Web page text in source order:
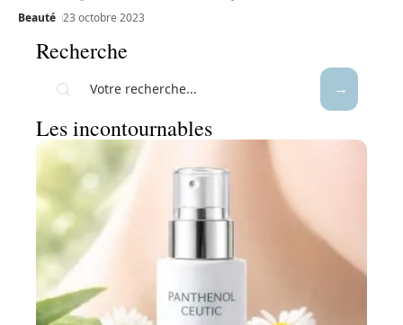
Beauté 23 octobre 2023
Recherche
Les incontournables